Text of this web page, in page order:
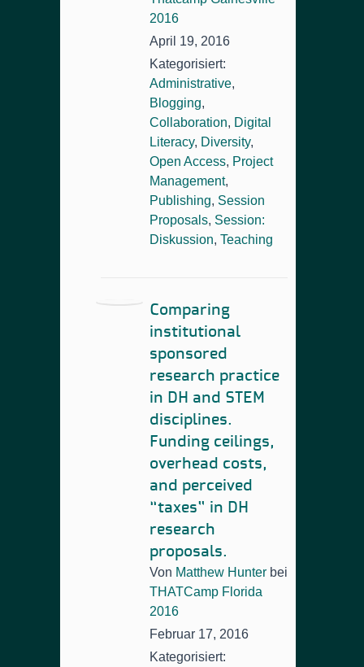
2016
April 19, 2016
Kategorisiert:
Administrative,
Blogging,
Collaboration, Digital
Literacy, Diversity,
Open Access, Project
Management,
Publishing, Session
Proposals, Session:
Diskussion, Teaching
Comparing
institutional
sponsored
research practice
in DH and STEM
disciplines.
Funding ceilings,
overhead costs,
and perceived
“taxes” in DH
research
proposals.
Von Matthew Hunter bei
THATCamp Florida
2016
Februar 17, 2016
Kategorisiert: